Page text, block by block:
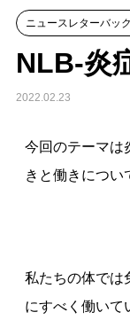
ニュースレターバッ
NLB-炎
2022.02.23
今回のテーマは
きと働きについ
私たちの体では
にすべく働いて